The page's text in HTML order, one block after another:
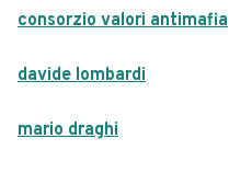
consorzio valori antimafia
davide lombardi
mario draghi